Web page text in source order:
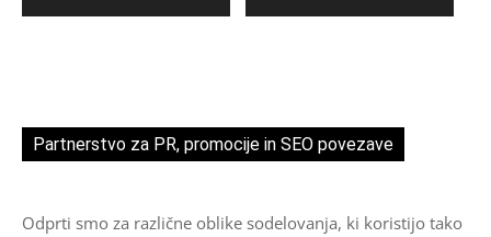
Partnerstvo za PR, promocije in SEO povezave
Odprti smo za različne oblike sodelovanja, ki koristijo tako